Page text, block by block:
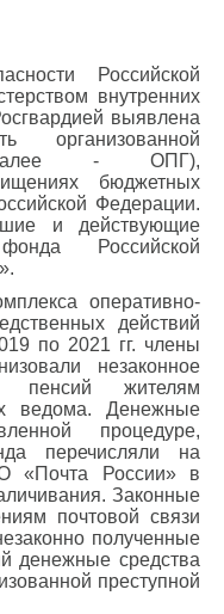
Российской
внутренних
выявлена
организованной
- ОПГ),
бюджетных
Федерации.
и действующие
Российской
оперативно-
действий
по 2021 гг. члены
незаконное
пенсий жителям
ведома. Денежные
процедуре,
перечисляли на
«Почта России» в
Законные
почтовой связи
полученные
денежные средства
преступной